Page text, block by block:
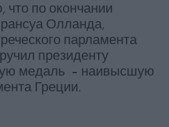
что по окончании
Олланда,
парламента
президенту
медаль – наивысшую
Греции.